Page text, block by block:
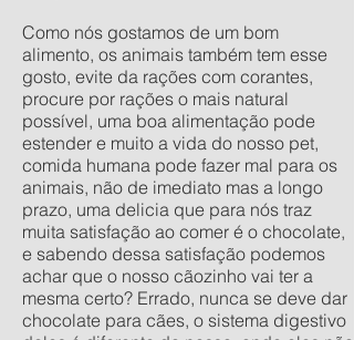
Como nós gostamos de um bom
alimento, os animais também tem esse
gosto, evite da rações com corantes,
procure por rações o mais natural
possível, uma boa alimentação pode
estender e muito a vida do nosso pet,
comida humana pode fazer mal para os
animais, não de imediato mas a longo
prazo, uma delicia que para nós traz
muita satisfação ao comer é o chocolate,
e sabendo dessa satisfação podemos
achar que o nosso cãozinho vai ter a
mesma certo? Errado, nunca se deve dar
chocolate para cães, o sistema digestivo